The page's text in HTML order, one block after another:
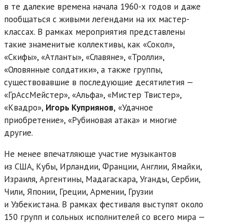
в те далекие времена начала 1960-х годов и даже
пообщаться с живыми легендами на их мастер-
классах. В рамках мероприятия представлены
такие знаменитые коллективы, как «Сокол»,
«Скифы», «Атланты», «Славяне», «Тролли»,
«Оловянные солдатики», а также группы,
существовавшие в последующие десятилетия —
«ГрАссМейстер», «Альфа», «Мистер Твистер»,
«Квадро», Игорь Куприянов, «Удачное
приобретение», «Рубиновая атака» и многие
другие.
Не менее впечатляюще участие музыкантов
из США, Кубы, Ирландии, Франции, Англии, Ямайки,
Израиля, Аргентины, Мадагаскара, Уганды, Сербии,
Чили, Японии, Греции, Армении, Грузии
и Узбекистана. В рамках фестиваля выступят около
150 групп и сольных исполнителей со всего мира —